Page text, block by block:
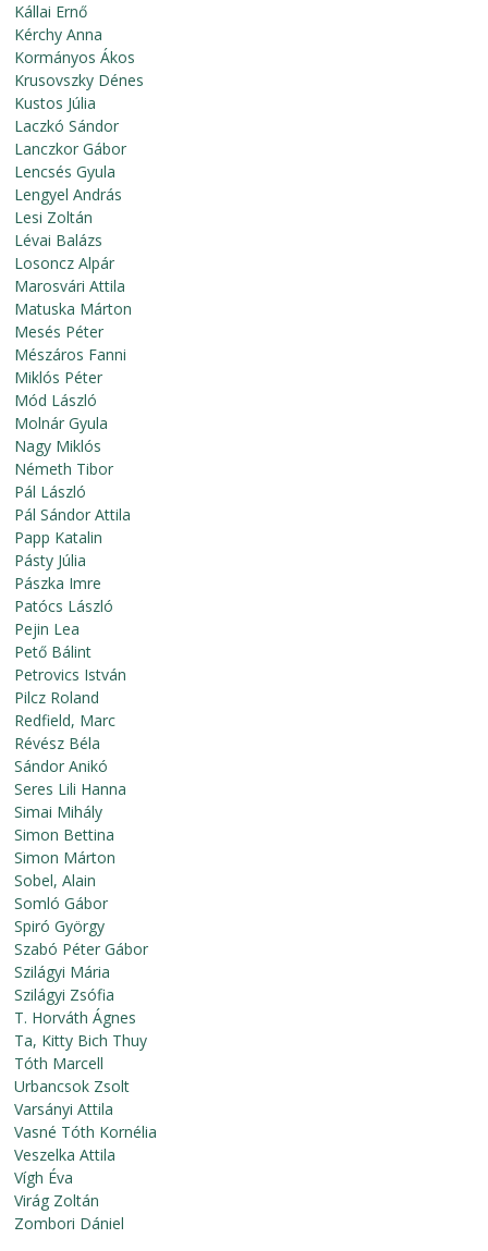
Kállai Ernő
Kérchy Anna
Kormányos Ákos
Krusovszky Dénes
Kustos Júlia
Laczkó Sándor
Lanczkor Gábor
Lencsés Gyula
Lengyel András
Lesi Zoltán
Lévai Balázs
Losoncz Alpár
Marosvári Attila
Matuska Márton
Mesés Péter
Mészáros Fanni
Miklós Péter
Mód László
Molnár Gyula
Nagy Miklós
Németh Tibor
Pál László
Pál Sándor Attila
Papp Katalin
Pásty Júlia
Pászka Imre
Patócs László
Pejin Lea
Pető Bálint
Petrovics István
Pilcz Roland
Redfield, Marc
Révész Béla
Sándor Anikó
Seres Lili Hanna
Simai Mihály
Simon Bettina
Simon Márton
Sobel, Alain
Somló Gábor
Spiró György
Szabó Péter Gábor
Szilágyi Mária
Szilágyi Zsófia
T. Horváth Ágnes
Ta, Kitty Bich Thuy
Tóth Marcell
Urbancsok Zsolt
Varsányi Attila
Vasné Tóth Kornélia
Veszelka Attila
Vígh Éva
Virág Zoltán
Zombori Dániel